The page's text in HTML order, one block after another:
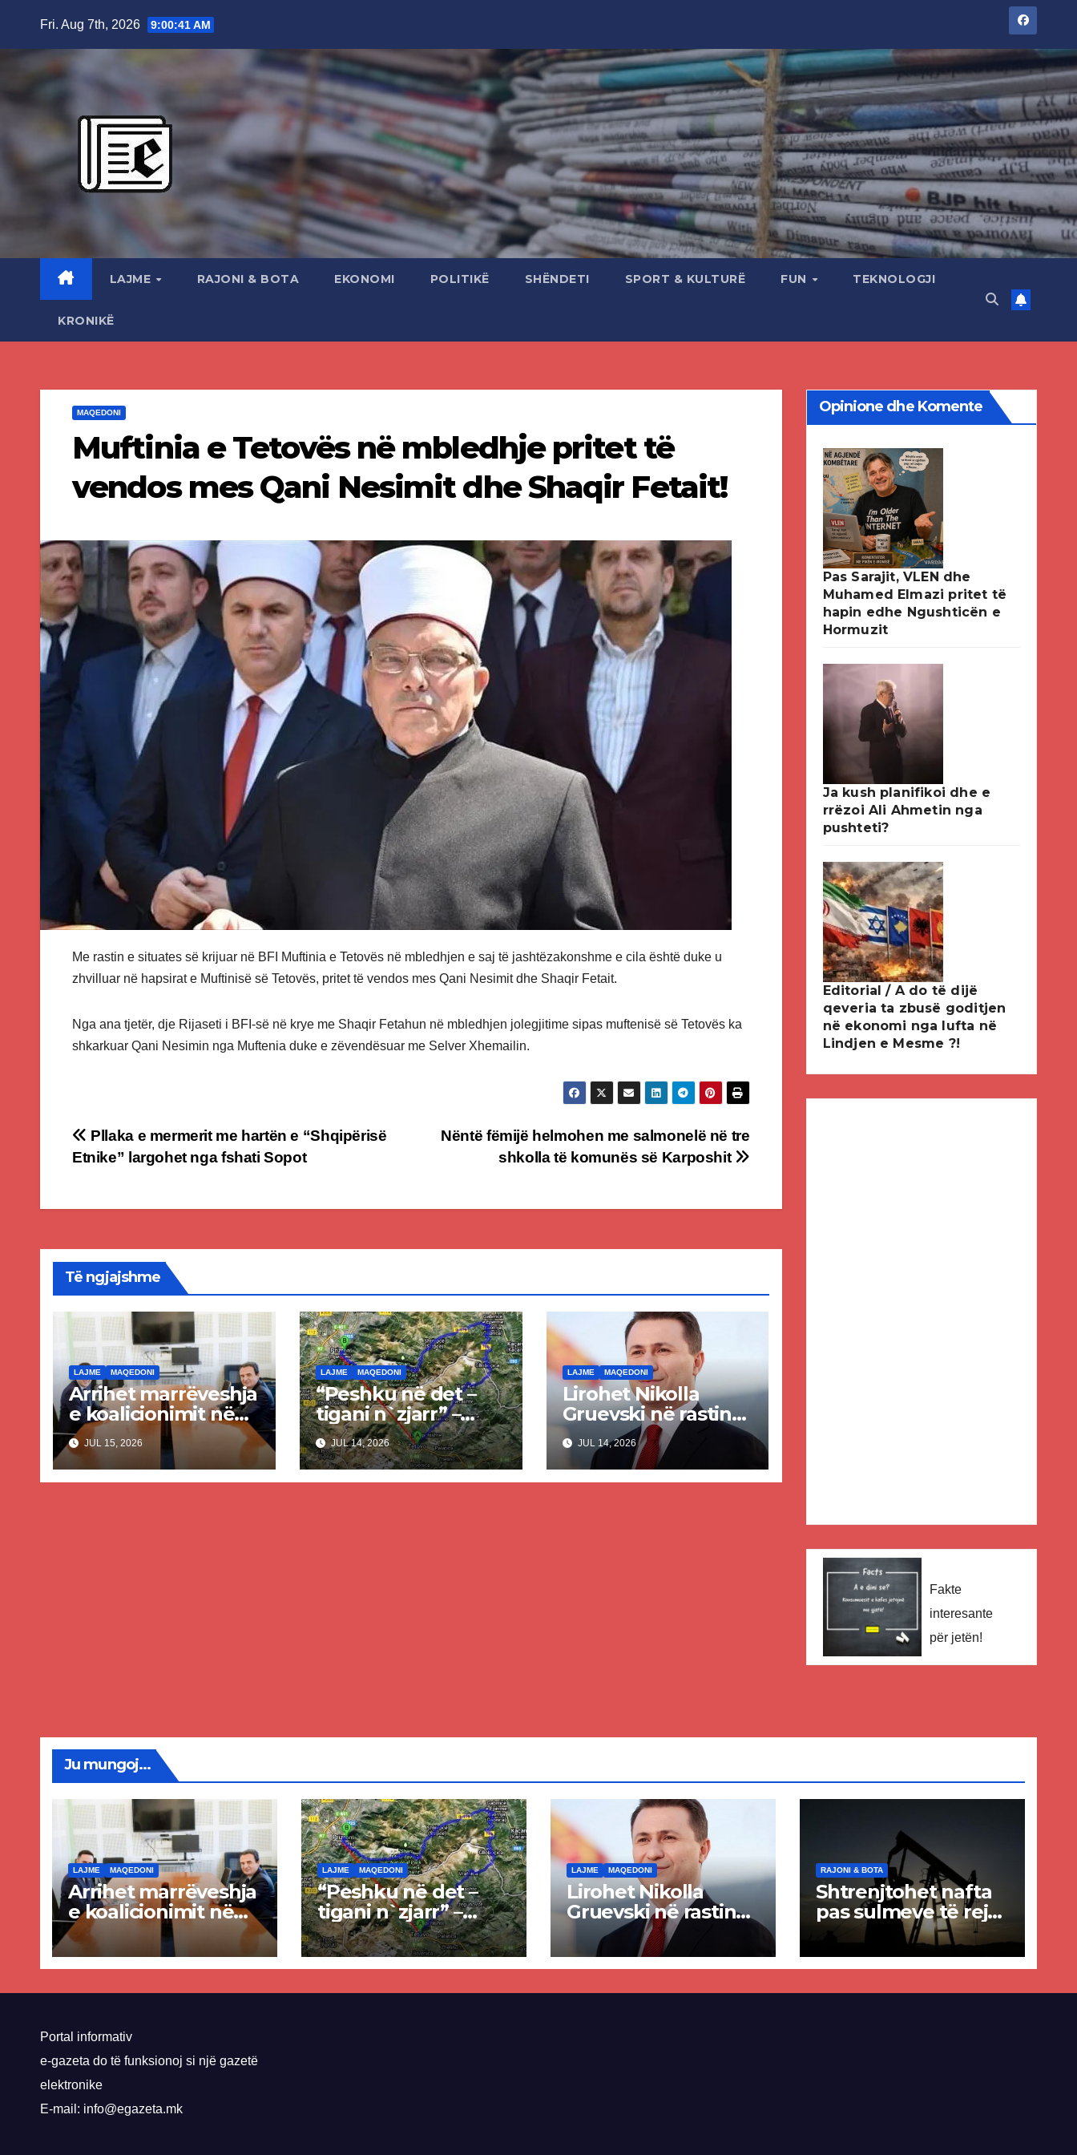
Fri. Aug 7th, 2026 9:00:42 AM
LAJME RAJONI & BOTA EKONOMI POLITIKË SHËNDETI SPORT & KULTURË FUN TEKNOLOGJI
KRONIKË
MAQEDONI
Muftinia e Tetovës në mbledhje pritet të
vendos mes Qani Nesimit dhe Shaqir Fetait!
Me rastin e situates së krijuar në BFI Muftinia e Tetovës në mbledhjen e saj të jashtëzakonshme e cila është duke u
zhvilluar në hapsirat e Muftinisë së Tetovës, pritet të vendos mes Qani Nesimit dhe Shaqir Fetait.
Nga ana tjetër, dje Rijaseti i BFI-së në krye me Shaqir Fetahun në mbledhjen jolegjitime sipas muftenisë së Tetovës ka
shkarkuar Qani Nesimin nga Muftenia duke e zëvendësuar me Selver Xhemailin.
Post
navigation
Nëntë fëmijë helmohen me salmonelë në tre
shkolla të komunës së Karposhit
Pllaka e mermerit me hartën e “Shqipërisë
Etnike” largohet nga fshati Sopot
Të ngjajshme
LAJME MAQEDONI
Arrihet marrëveshja
e koalicionimit në
parim mes Kurtit
dhe Abdixhikut
JUL 15, 2026
LAJME MAQEDONI
“Peshku në det –
tigani n`zjarr” –
Ende pa u kryer
projekti i tunelit,
komuna e Tetovës
JUL 14, 2026
LAJME MAQEDONI
Lirohet Nikolla
Gruevski në rastin
“Talir 2”, gjykata
rrëzon akuzat për
ndërtimin e
JUL 14, 2026
Opinione dhe Komente
Pas Sarajit, VLEN dhe
Muhamed Elmazi pritet të
hapin edhe Ngushticën e
Hormuzit
Ja kush planifikoi dhe e
rrëzoi Ali Ahmetin nga
pushteti?
Editorial / A do të dijë
qeveria ta zbusë goditjen
në ekonomi nga lufta në
Lindjen e Mesme ?!
Fakte
interesante
për jetën!
Ju mungoj...
LAJME MAQEDONI
Arrihet marrëveshja
e koalicionimit në
parim mes Kurtit
dhe Abdixhikut
LAJME MAQEDONI
“Peshku në det –
tigani n`zjarr” –
Ende pa u kryer
projekti i tunelit,
komuna e Tetovës
nis punimet për
LAJME MAQEDONI
Lirohet Nikolla
Gruevski në rastin
“Talir 2”, gjykata
rrëzon akuzat për
ndërtimin e
paligjshëm të selisë
RAJONI & BOTA
Shtrenjtohet nafta
pas sulmeve të reja
SHBA–Iran
Portal informativ
e-gazeta do të funksionoj si një gazetë
elektronike
E-mail: info@egazeta.mk